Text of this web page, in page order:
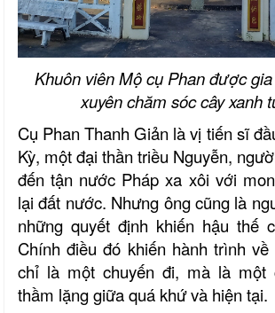
Khuôn viên Mộ cụ Phan được
xuyên chăm sóc cây xanh
Cụ Phan Thanh Giản là vị tiến sĩ
Kỳ, một đại thần triều Nguyễn,
đến tận nước Pháp xa xôi với
lại đất nước. Nhưng ông cũng là
những quyết định khiến hậu thế
Chính điều đó khiến hành trình
chỉ là một chuyến đi, mà là một
thầm lặng giữa quá khứ và hiện tại.